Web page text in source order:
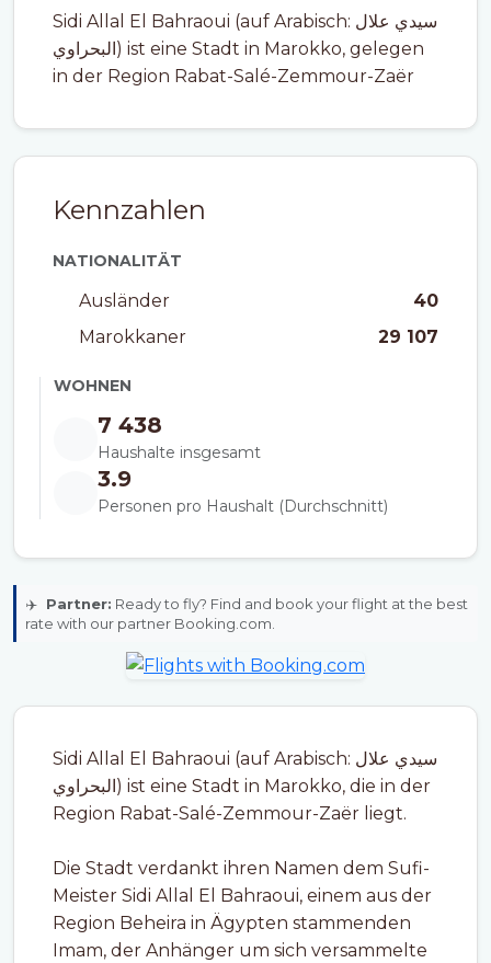
Sidi Allal El Bahraoui (auf Arabisch: سيدي علال
البحراوي) ist eine Stadt in Marokko, gelegen
in der Region Rabat-Salé-Zemmour-Zaër
Kennzahlen
NATIONALITÄT
Ausländer
40
Marokkaner
29 107
WOHNEN
7 438
Haushalte insgesamt
3.9
Personen pro Haushalt (Durchschnitt)
✈️ Partner: Ready to fly? Find and book your flight at the best
rate with our partner Booking.com.
Sidi Allal El Bahraoui (auf Arabisch: سيدي علال
البحراوي) ist eine Stadt in Marokko, die in der
Region Rabat-Salé-Zemmour-Zaër liegt.
Die Stadt verdankt ihren Namen dem Sufi-
Meister Sidi Allal El Bahraoui, einem aus der
Region Beheira in Ägypten stammenden
Imam, der Anhänger um sich versammelte